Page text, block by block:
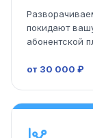
покидают
абонентской
от 30 000 ₽